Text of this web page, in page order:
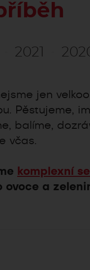
2021
jen
Pěstujeme,
balíme,
včas.
komplexní
ovoce a